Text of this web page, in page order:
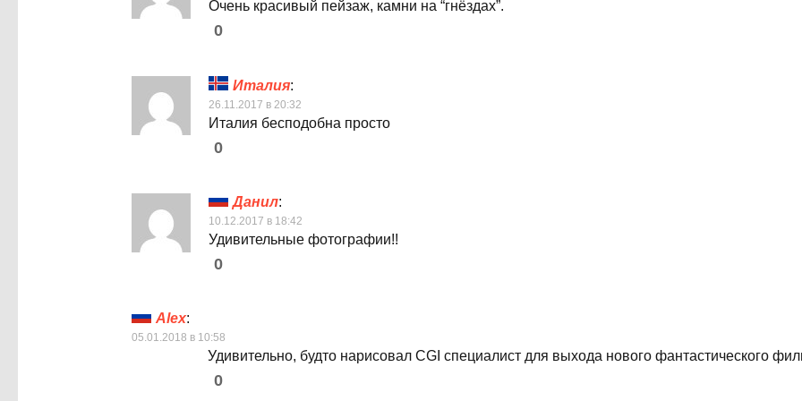
Очень красивый пейзаж, камни на “гнёздах”.
0
Италия:
26.11.2017 в 20:32
Италия бесподобна просто
0
Данил:
10.12.2017 в 18:42
Удивительные фотографии!!
0
Alex:
05.01.2018 в 10:58
Удивительно, будто нарисовал CGI специалист для выхода нового фантастического
0